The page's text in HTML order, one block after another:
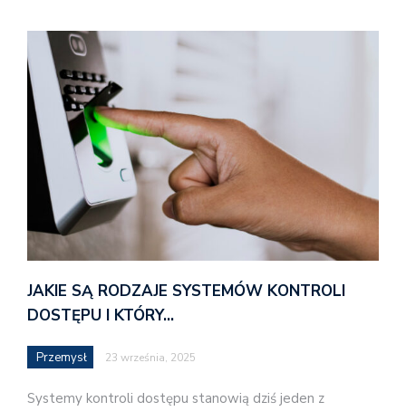
JAKIE SĄ RODZAJE SYSTEMÓW KONTROLI
DOSTĘPU I KTÓRY…
Przemysł 23 września, 2025
Systemy kontroli dostępu stanowią dziś jeden z